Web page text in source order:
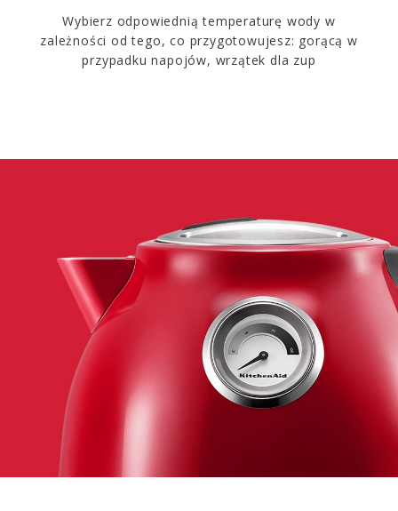
Wybierz odpowiednią temperaturę wody w
zależności od tego, co przygotowujesz: gorącą w
przypadku napojów, wrzątek dla zup